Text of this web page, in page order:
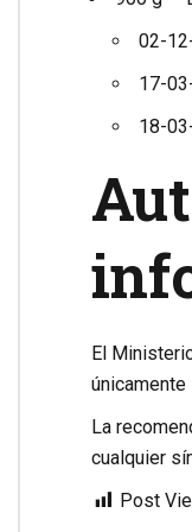
02-
17-
18-
El
La
cualquier
Post